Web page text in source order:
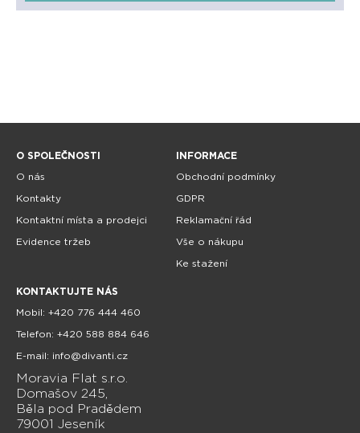
O SPOLEČNOSTI
O nás
Kontakty
Kontaktní místa a prodejci
Evidence tržeb
INFORMACE
Obchodní podmínky
GDPR
Reklamační řád
Vše o nákupu
Ke stažení
KONTAKTUJTE NÁS
Mobil: +420 776 444 460
Telefon: +420 588 884 646
E-mail: info@divanti.cz
Moravia Flat s.r.o.
Domašov 245,
Běla pod Pradědem
79001 Jeseník